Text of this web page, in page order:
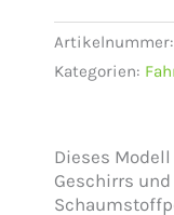
Artikelnummer:
Kategorien:
Dieses
Geschirrs